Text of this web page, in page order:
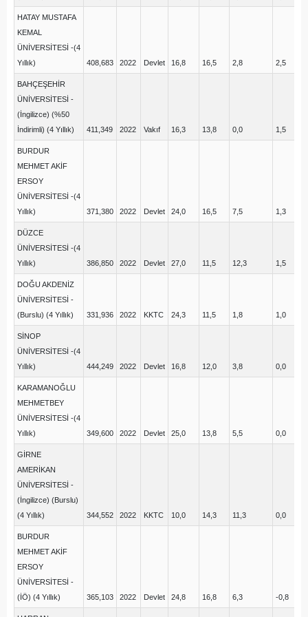
HATAY MUSTAFA
KEMAL
ÜNİVERSİTESİ -(4
Yıllık)
408,683 2022 Devlet 16,8 16,5 2,8 2,5
BAHÇEŞEHİR
ÜNİVERSİTESİ -
(İngilizce) (%50
İndirimli) (4 Yıllık)
411,349 2022 Vakıf 16,3 13,8 0,0 1,5
BURDUR
MEHMET AKİF
ERSOY
ÜNİVERSİTESİ -(4
Yıllık)
371,380 2022 Devlet 24,0 16,5 7,5 1,3
DÜZCE
ÜNİVERSİTESİ -(4
Yıllık)
386,850 2022 Devlet 27,0 11,5 12,3 1,5
DOĞU AKDENİZ
ÜNİVERSİTESİ -
(Burslu) (4 Yıllık)
331,936 2022 KKTC 24,3 11,5 1,8 1,0
SİNOP
ÜNİVERSİTESİ -(4
Yıllık)
444,249 2022 Devlet 16,8 12,0 3,8 0,0
KARAMANOĞLU
MEHMETBEY
ÜNİVERSİTESİ -(4
Yıllık)
349,600 2022 Devlet 25,0 13,8 5,5 0,0
GİRNE
AMERİKAN
ÜNİVERSİTESİ -
(İngilizce) (Burslu)
(4 Yıllık)
344,552 2022 KKTC 10,0 14,3 11,3 0,0
BURDUR
MEHMET AKİF
ERSOY
ÜNİVERSİTESİ -
(İÖ) (4 Yıllık)
365,103 2022 Devlet 24,8 16,8 6,3 -0,8